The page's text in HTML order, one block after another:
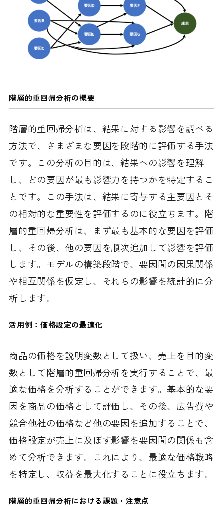
階層的重回帰分析の概要
階層的重回帰分析は、結果に対する影響を調べる
方法で、さまざまな要因を段階的に評価する手法
です。この分析の目的は、結果への影響を理解
し、どの要因が最も影響力を持つかを特定するこ
とです。この手法は、結果に寄与する主要因とそ
の相対的な重要性を評価するのに役立ちます。階
層的重回帰分析は、まず最も基本的な要因を評価
し、その後、他の要因を順次追加して影響を評価
します。モデルの構築段階で、要因間の因果関係
や相互関係を仮定し、それらの影響を統計的に分
析します。
活用例：価格設定の最適化
商品の価格を説明変数として扱い、売上を目的変
数として階層的重回帰分析を実行することで、最
適な価格を分析することができます。基本的な要
因を商品の価格として評価し、その後、広告費や
競合他社の価格など他の要因を追加することで、
価格設定が売上に及ぼす影響を要因間の関係も含
めて分析できます。これにより、最適な価格戦略
を特定し、収益を最大化することに役立ちます。
階層的重回帰分析における課題 ・注意点